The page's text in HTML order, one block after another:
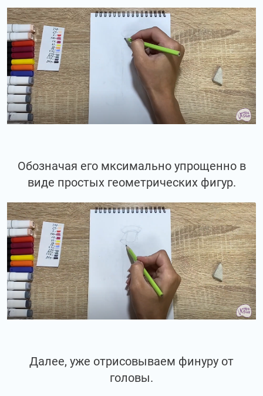
Обозначая его мксимально упрощенно в
виде простых геометрических фигур.
Далее, уже отрисовываем финуру от
головы.